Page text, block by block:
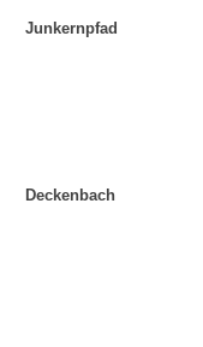
Junkernpfad
Deckenbach